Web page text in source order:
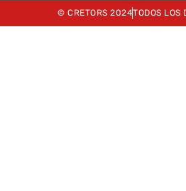
© CRETORS 2024TODOS LOS